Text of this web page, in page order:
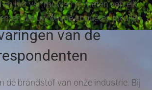
en het vertrouwen te meten van elk
die uw online enquêtes invullen.
van de
de brandstof van onze industrie. Bij